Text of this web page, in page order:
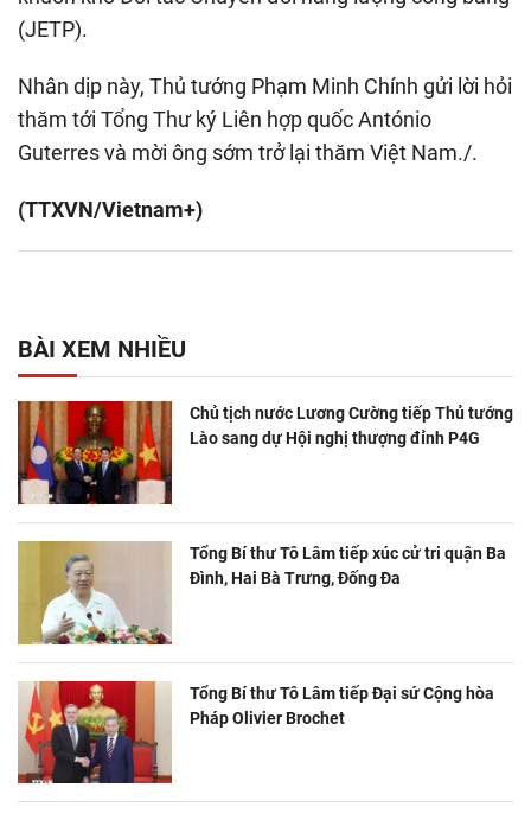
(JETP).
Nhân dịp này, Thủ tướng Phạm Minh Chính gửi lời hỏi
thăm tới Tổng Thư ký Liên hợp quốc António
Guterres và mời ông sớm trở lại thăm Việt Nam./.
(TTXVN/Vietnam+)
BÀI XEM NHIỀU
Chủ tịch nước Lương Cường tiếp Thủ tướng
Lào sang dự Hội nghị thượng đỉnh P4G
Tổng Bí thư Tô Lâm tiếp xúc cử tri quận Ba
Đình, Hai Bà Trưng, Đống Đa
Tổng Bí thư Tô Lâm tiếp Đại sứ Cộng hòa
Pháp Olivier Brochet